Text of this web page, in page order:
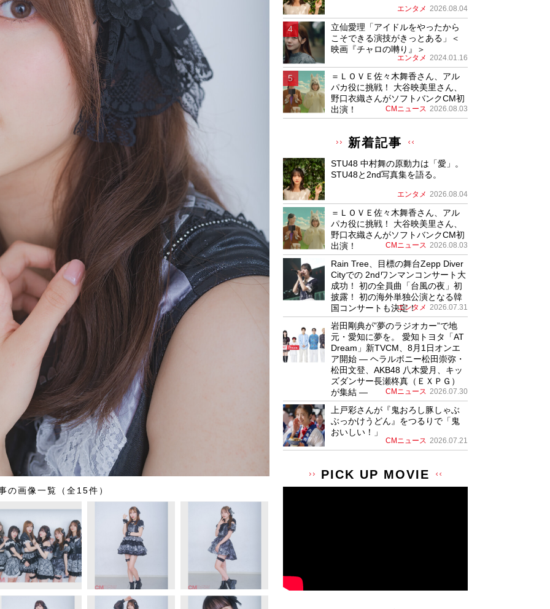
の画像一覧（全15件）
エンタメ 2026.08.04
立仙愛理「アイドルをやったから
こそできる演技がきっとある」＜
映画『チャロの囀り』＞
エンタメ 2024.01.16
＝ＬＯＶＥ佐々木舞香さん、アル
パカ役に挑戦！ 大谷映美里さん、
野口衣織さんがソフトバンクCM初
出演！
CMニュース 2026.08.03
新着記事
STU48 中村舞の原動力は「愛」。
STU48と2nd写真集を語る。
エンタメ 2026.08.04
＝ＬＯＶＥ佐々木舞香さん、アル
パカ役に挑戦！ 大谷映美里さん、
野口衣織さんがソフトバンクCM初
出演！
CMニュース 2026.08.03
Rain Tree、目標の舞台Zepp Diver
Cityでの 2ndワンマンコンサート大
成功！ 初の全員曲「台風の夜」初
披露！ 初の海外単独公演となる韓
国コンサートも決定！
エンタメ 2026.07.31
岩田剛典が”夢のラジオカー”で地
元・愛知に夢を。 愛知トヨタ「AT
Dream」新TVCM、8月1日オンエ
ア開始 ― ヘラルボニー松田崇弥・
松田文登、AKB48 八木愛月、キッ
ズダンサー長瀬柊真（ＥＸＰＧ）
が集結 ―
CMニュース 2026.07.30
上戸彩さんが『鬼おろし豚しゃぶ
ぶっかけうどん』をつるりで「鬼
おいしい！」
CMニュース 2026.07.21
PICK UP MOVIE